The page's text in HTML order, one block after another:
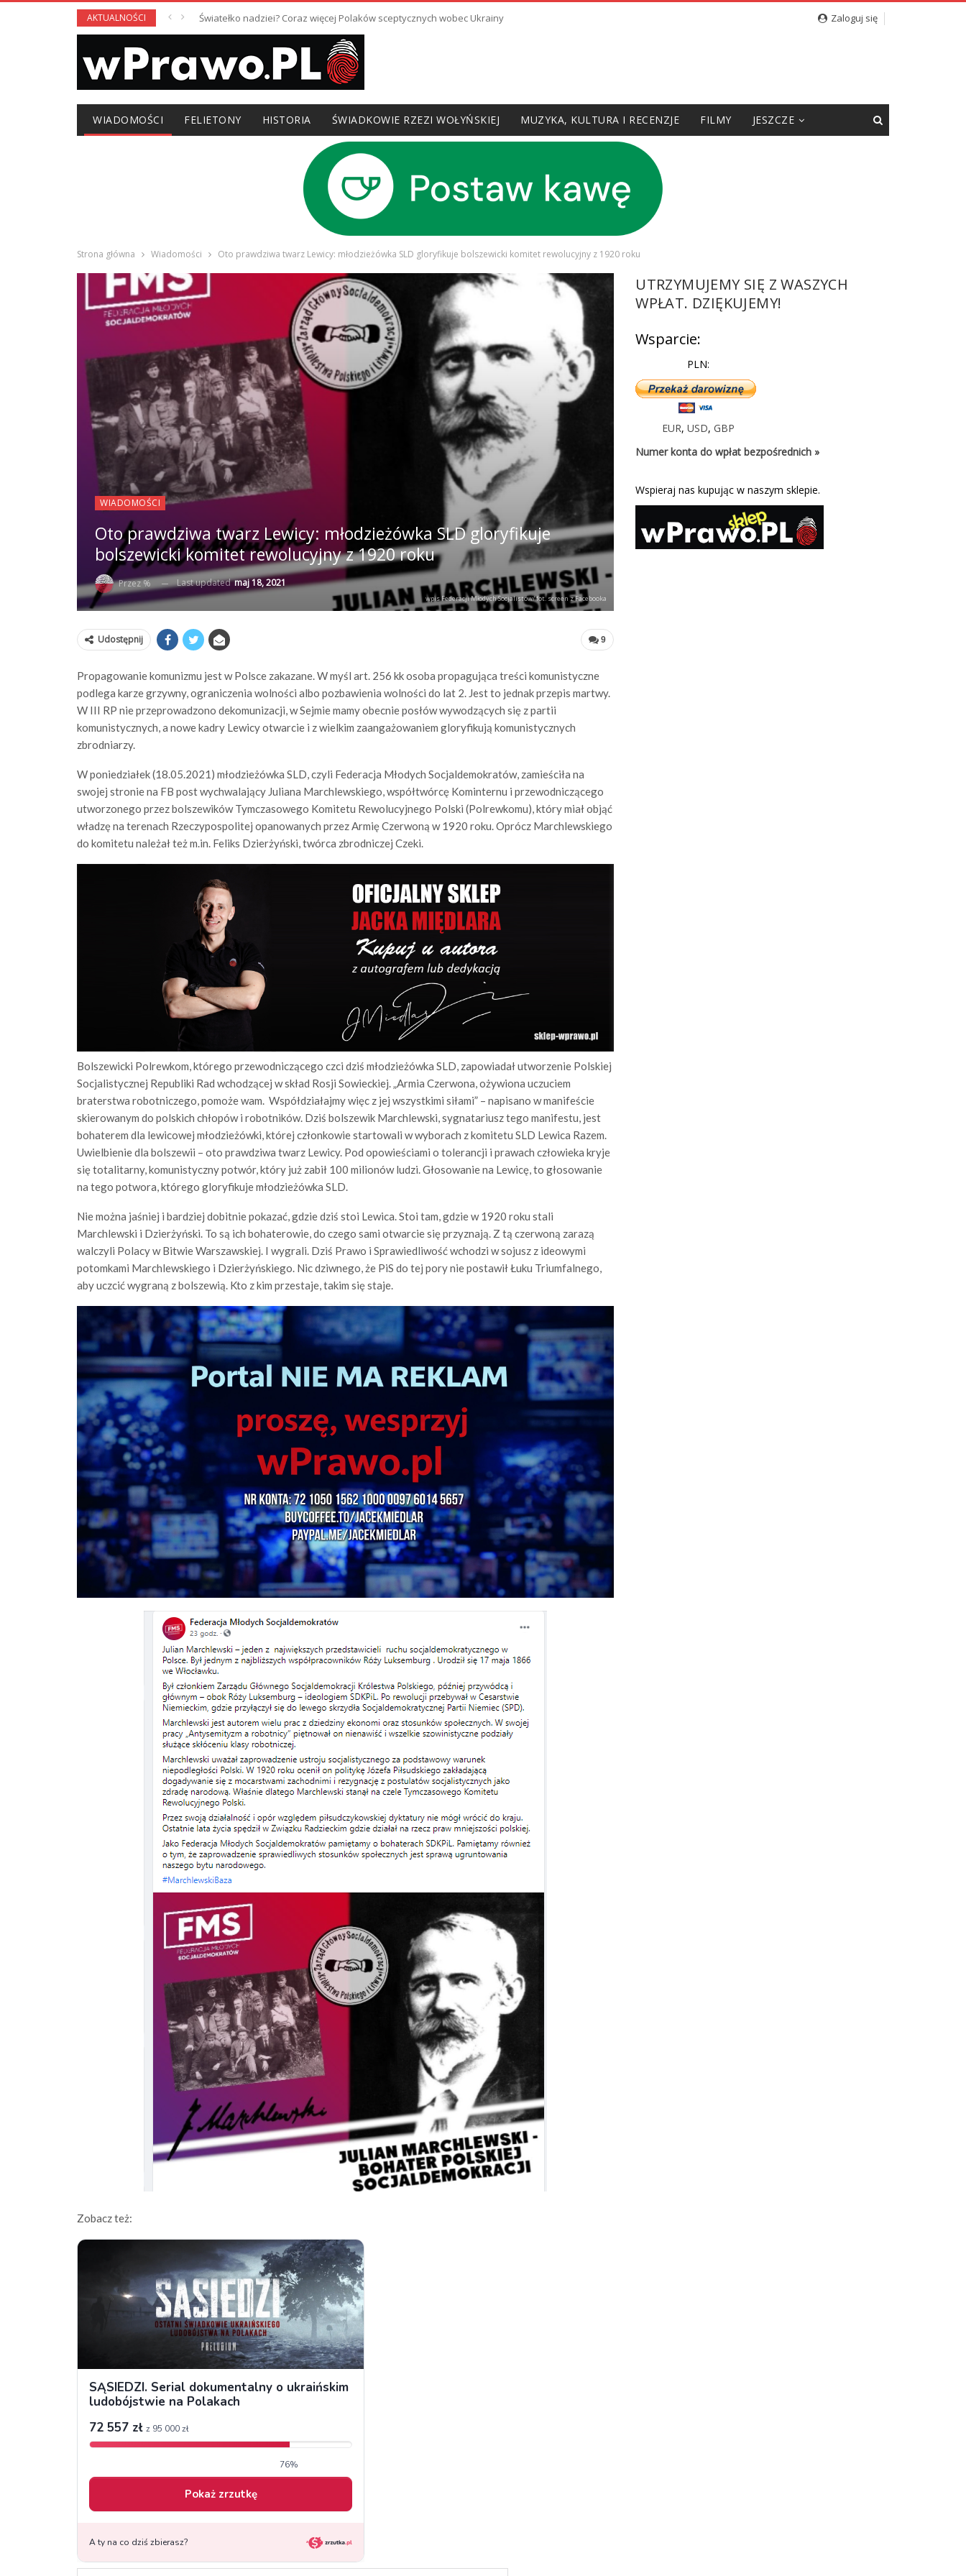
AKTUALNOŚCI Światełko nadziei? Coraz więcej Polaków sceptycznych wobec Ukrainy Zaloguj się
WIADOMOŚCI FELIETONY HISTORIA ŚWIADKOWIE RZEZI WOŁYŃSKIEJ MUZYKA, KULTURA I RECENZJE FILMY JESZCZE
Strona główna Wiadomości Oto prawdziwa twarz Lewicy: młodzieżówka SLD gloryfikuje bolszewicki komitet rewolucyjny z 1920 roku
WIADOMOŚCI
Oto prawdziwa twarz Lewicy: młodzieżówka SLD gloryfikuje
bolszewicki komitet rewolucyjny z 1920 roku
Przez % Last updatedmaj 18, 2021
wpis Federacji Młodych Socjalistów/ fot. screen z Facebooka
9
Udostępnij
Propagowanie komunizmu jest w Polsce zakazane. W myśl art. 256 kk osoba propagująca treści komunistyczne
podlega karze grzywny, ograniczenia wolności albo pozbawienia wolności do lat 2. Jest to jednak przepis martwy.
W III RP nie przeprowadzono dekomunizacji, w Sejmie mamy obecnie posłów wywodzących się z partii
komunistycznych, a nowe kadry Lewicy otwarcie i z wielkim zaangażowaniem gloryfikują komunistycznych
zbrodniarzy.
W poniedziałek (18.05.2021) młodzieżówka SLD, czyli Federacja Młodych Socjaldemokratów, zamieściła na
swojej stronie na FB post wychwalający Juliana Marchlewskiego, współtwórcę Kominternu i przewodniczącego
utworzonego przez bolszewików Tymczasowego Komitetu Rewolucyjnego Polski (Polrewkomu), który miał objąć
władzę na terenach Rzeczypospolitej opanowanych przez Armię Czerwoną w 1920 roku. Oprócz Marchlewskiego
do komitetu należał też m.in. Feliks Dzierżyński, twórca zbrodniczej Czeki.
Bolszewicki Polrewkom, którego przewodniczącego czci dziś młodzieżówka SLD, zapowiadał utworzenie Polskiej
Socjalistycznej Republiki Rad wchodzącej w skład Rosji Sowieckiej. „Armia Czerwona, ożywiona uczuciem
braterstwa robotniczego, pomoże wam. Współdziałajmy więc z jej wszystkimi siłami” – napisano w manifeście
skierowanym do polskich chłopów i robotników. Dziś bolszewik Marchlewski, sygnatariusz tego manifestu, jest
bohaterem dla lewicowej młodzieżówki, której członkowie startowali w wyborach z komitetu SLD Lewica Razem.
Uwielbienie dla bolszewii – oto prawdziwa twarz Lewicy. Pod opowieściami o tolerancji i prawach człowieka kryje
się totalitarny, komunistyczny potwór, który już zabił 100 milionów ludzi. Głosowanie na Lewicę, to głosowanie
na tego potwora, którego gloryfikuje młodzieżówka SLD.
Nie można jaśniej i bardziej dobitnie pokazać, gdzie dziś stoi Lewica. Stoi tam, gdzie w 1920 roku stali
Marchlewski i Dzierżyński. To są ich bohaterowie, do czego sami otwarcie się przyznają. Z tą czerwoną zarazą
walczyli Polacy w Bitwie Warszawskiej. I wygrali. Dziś Prawo i Sprawiedliwość wchodzi w sojusz z ideowymi
potomkami Marchlewskiego i Dzierżyńskiego. Nic dziwnego, że PiS do tej pory nie postawił Łuku Triumfalnego,
aby uczcić wygraną z bolszewią. Kto z kim przestaje, takim się staje.
Zobacz też:
UTRZYMUJEMY SIĘ Z WASZYCH
WPŁAT. DZIĘKUJEMY!
Wsparcie:
PLN:
EUR,USD,GBP
Numer konta do wpłat bezpośrednich »
Wspieraj nas kupując w naszym sklepie.